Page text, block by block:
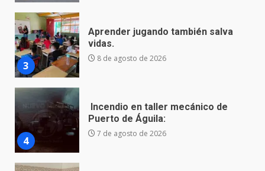
4
Incendio en taller mecánico de
Puerto de Águila:
7 de agosto de 2026
5
Inauguran la Galería Historia y
Arte en Cartonería
7 de agosto de 2026